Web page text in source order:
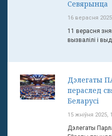
Севярынца
16 верасня
11 верасня
вызвалілі і
Дэлегаты
пераслед
Беларусі
15 жніўня 2025,
Дэлегаты